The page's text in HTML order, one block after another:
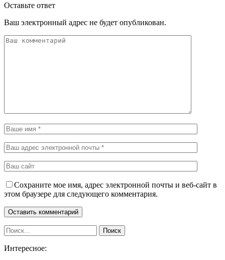
Оставьте ответ
Ваш электронный адрес не будет опубликован.
Сохраните мое имя, адрес электронной почты и веб-сайт в
этом браузере для следующего комментария.
Интересное: